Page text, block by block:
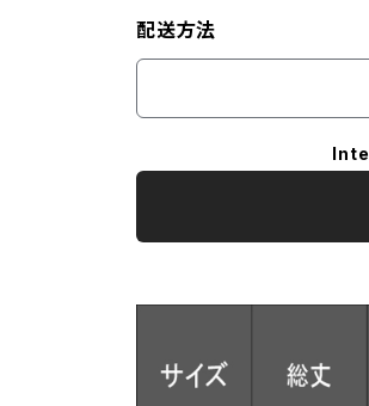
配送方法